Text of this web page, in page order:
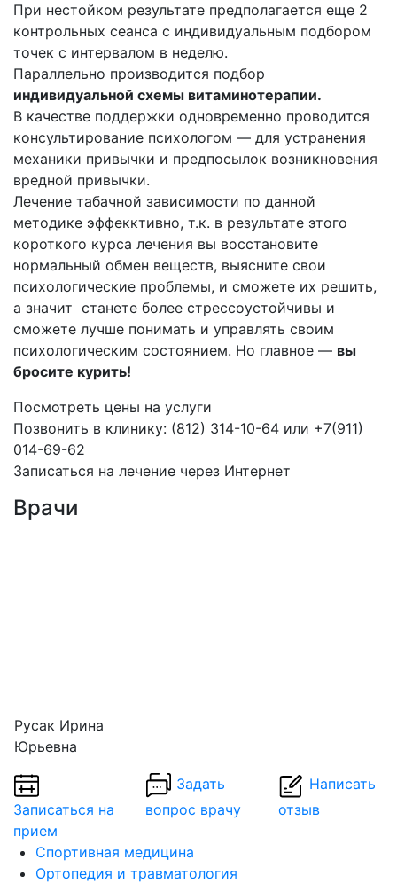
При нестойком результате предполагается еще 2
контрольных сеанса с индивидуальным подбором
точек с интервалом в неделю.
Параллельно производится подбор
индивидуальной схемы витаминотерапии.
В качестве поддержки одновременно проводится
консультирование психологом — для устранения
механики привычки и предпосылок возникновения
вредной привычки.
Лечение табачной зависимости по данной
методике эффекктивно, т.к. в результате этого
короткого курса лечения вы восстановите
нормальный обмен веществ, выясните свои
психологические проблемы, и сможете их решить,
а значит станете более стрессоустойчивы и
сможете лучше понимать и управлять своим
психологическим состоянием. Но главное — вы
бросите курить!
Посмотреть цены на услуги
Позвонить в клинику: (812) 314-10-64 или +7(911)
014-69-62
Записаться на лечение через Интернет
Врачи
Русак Ирина
Юрьевна
Записаться на
прием
Задать
вопрос врачу
Написать
отзыв
Спортивная медицина
Ортопедия и травматология